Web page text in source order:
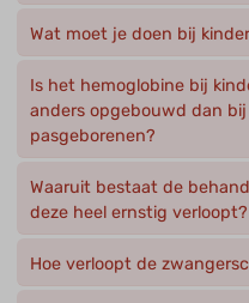
Wat moet je doen bij
Is het hemoglobine bij
anders opgebouwd dan bij
pasgeborenen?
Waaruit bestaat de
deze heel ernstig verloopt?
Hoe verloopt de